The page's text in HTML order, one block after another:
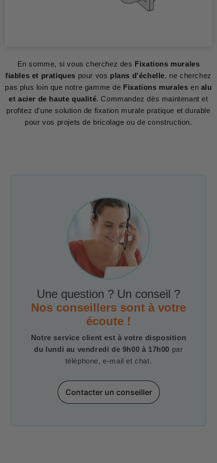
En somme, si vous cherchez des Fixations murales
fiables et pratiques pour vos plans d'échelle, ne cherchez
pas plus loin que notre gamme de Fixations murales en alu
et acier de haute qualité. Commandez dès maintenant et
profitez d'une solution de fixation murale pratique et durable
pour vos projets de bricolage ou de construction.
Une question ? Un conseil ?
Nos conseillers sont à votre
écoute !
Notre service client est à votre disposition
du lundi au vendredi de 9h00 à 17h00 par
téléphone, e-mail et chat.
Contacter un conseiller